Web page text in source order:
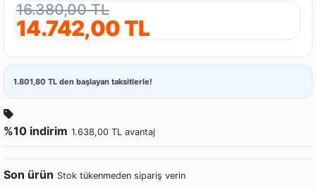
16.380,00 TL
14.742,00 TL
1.801,80 TL den başlayan taksitlerle!
%10 indirim 1.638,00 TL avantaj
Son ürün Stok tükenmeden sipariş verin